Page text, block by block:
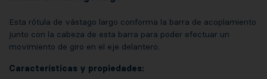
Esta rótula de vástago largo conforma la barra de acoplamiento
junto con la cabeza de esta barra para poder efectuar un
movimiento de giro en el eje delantero.
Características y propiedades: